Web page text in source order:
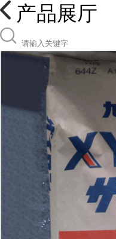
产品展厅